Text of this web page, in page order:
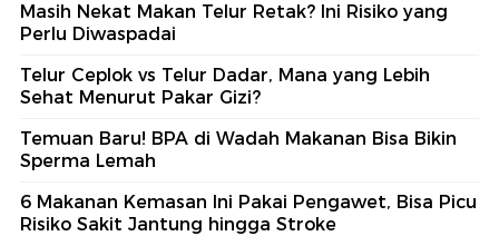
Masih Nekat Makan Telur Retak? Ini Risiko yang
Perlu Diwaspadai
Telur Ceplok vs Telur Dadar, Mana yang Lebih
Sehat Menurut Pakar Gizi?
Temuan Baru! BPA di Wadah Makanan Bisa Bikin
Sperma Lemah
6 Makanan Kemasan Ini Pakai Pengawet, Bisa Picu
Risiko Sakit Jantung hingga Stroke